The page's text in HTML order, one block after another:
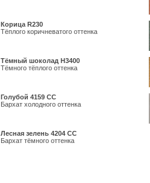
Корица R230
Тёплого коричневатого оттенка
Тёмный шоколад H3400
Тёмного тёплого оттенка
Голубой 4159 СС
Бархат холодного оттенка
Лесная зелень 4204 СС
Бархат тёмного оттенка